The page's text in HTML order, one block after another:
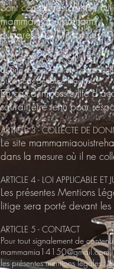
Sont considérés comme
mammamiaouistreham.
ci après les " Utilisateurs "
ARTICLE 2 - ACCESSIBILITÉ
Le Site est par principe
ou en cas de force majeure.
En cas d'impossibilité
saurait être tenu pour
ARTICLE 3 - COLLECTE DE
Le site
dans la mesure où il ne
ARTICLE 4 - LOI APPLICABLE ET
Les présentes Mentions
litige sera porté devant
ARTICLE 5 - CONTACT
Pour tout signalement de
mammamia14150@gmail.com,
les présentes mentions légales.